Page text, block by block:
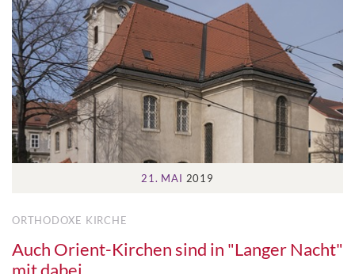
21. MAI 2019
ORTHODOXE KIRCHE
Auch Orient-Kirchen sind in "Langer Nacht"
mit dabei